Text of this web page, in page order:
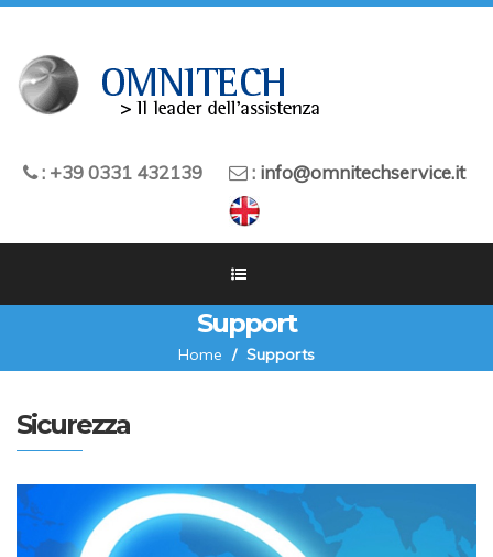
: +39 0331 432139 : info@omnitechservice.it
Support
Home Supports
Sicurezza